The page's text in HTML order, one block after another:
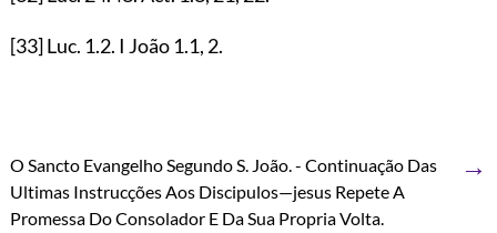
[33]Luc. 1.2. I João 1.1, 2.
O Sancto Evangelho Segundo S. João. - Continuação Das
Ultimas Instrucções Aos Discipulos—jesus Repete A
Promessa Do Consolador E Da Sua Propria Volta.
→